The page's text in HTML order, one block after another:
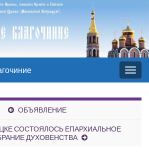
Вкл/
выкл
ОБЪЯВЛЕНИЕ
СОСТОЯЛОСЬ ЕПАРХИАЛЬНОЕ
ДУХОВЕНСТВА